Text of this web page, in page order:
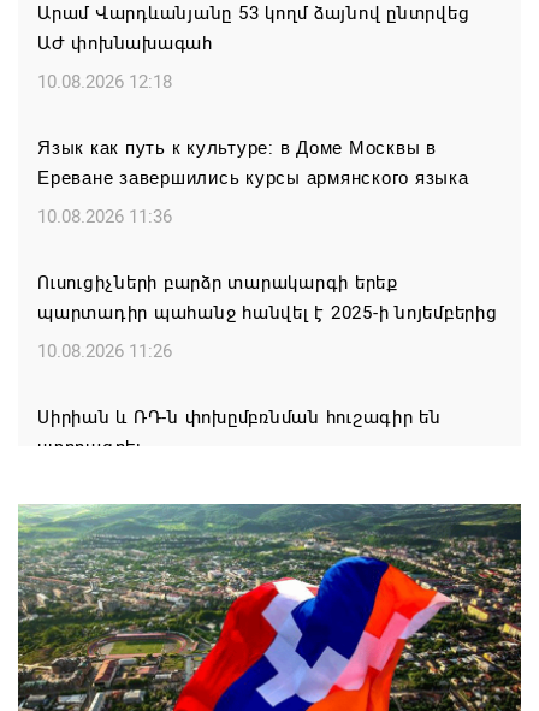
Արամ Վարդևանյանը 53 կողմ ձայնով ընտրվեց
ԱԺ փոխնախագահ
10.08.2026 12:18
Язык как путь к культуре: в Доме Москвы в
Ереване завершились курсы армянского языка
10.08.2026 11:36
Ուսուցիչների բարձր տարակարգի երեք
պարտադիր պահանջ հանվել է 2025-ի նոյեմբերից
10.08.2026 11:26
Սիրիան և ՌԴ-ն փոխըմբռնման հուշագիր են
ստորագրել
Չորս խաղափուլից հետո հայ շախմատիստները
առաջատարների շարքում են Եվրոպայի մինչև 20
տարեկանների առաջնությունում
10.08.2026 10:53